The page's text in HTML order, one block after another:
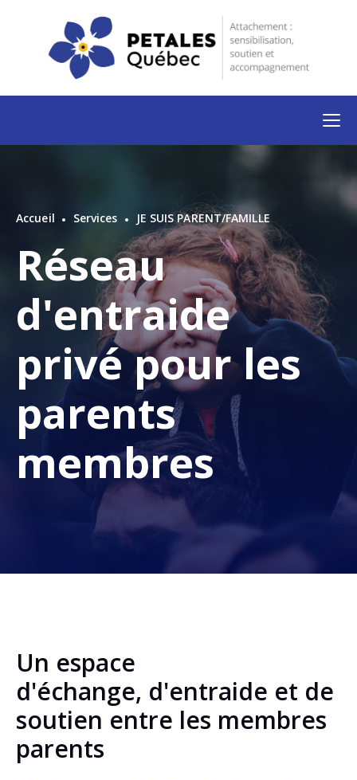
Accueil Services JE SUIS PARENT/FAMILLE
Réseau
d'entraide
privé pour les
parents
membres
Un espace
d'échange, d'entraide et de
soutien entre les membres
parents